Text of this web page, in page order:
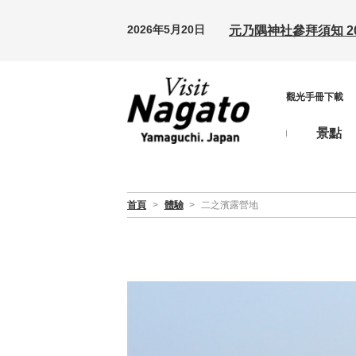
2026年5月20日 元乃隅神社參拜須知
觀光手冊下載
景點
首頁 > 體驗 > 二之濱露營地